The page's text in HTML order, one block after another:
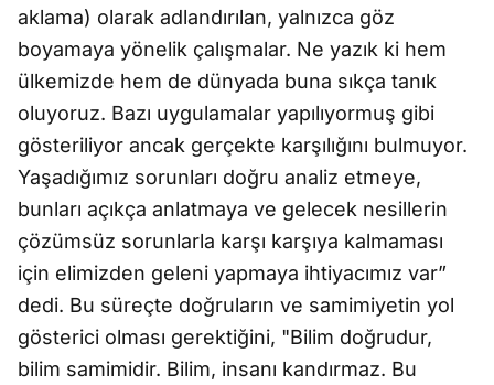
aklama) olarak adlandırılan, yalnızca göz
boyamaya yönelik çalışmalar. Ne yazık ki hem
ülkemizde hem de dünyada buna sıkça tanık
oluyoruz. Bazı uygulamalar yapılıyormuş gibi
gösteriliyor ancak gerçekte karşılığını bulmuyor.
Yaşadığımız sorunları doğru analiz etmeye,
bunları açıkça anlatmaya ve gelecek nesillerin
çözümsüz sorunlarla karşı karşıya kalmaması
için elimizden geleni yapmaya ihtiyacımız var”
dedi. Bu süreçte doğruların ve samimiyetin yol
gösterici olması gerektiğini, "Bilim doğrudur,
bilim samimidir. Bilim, insanı kandırmaz. Bu